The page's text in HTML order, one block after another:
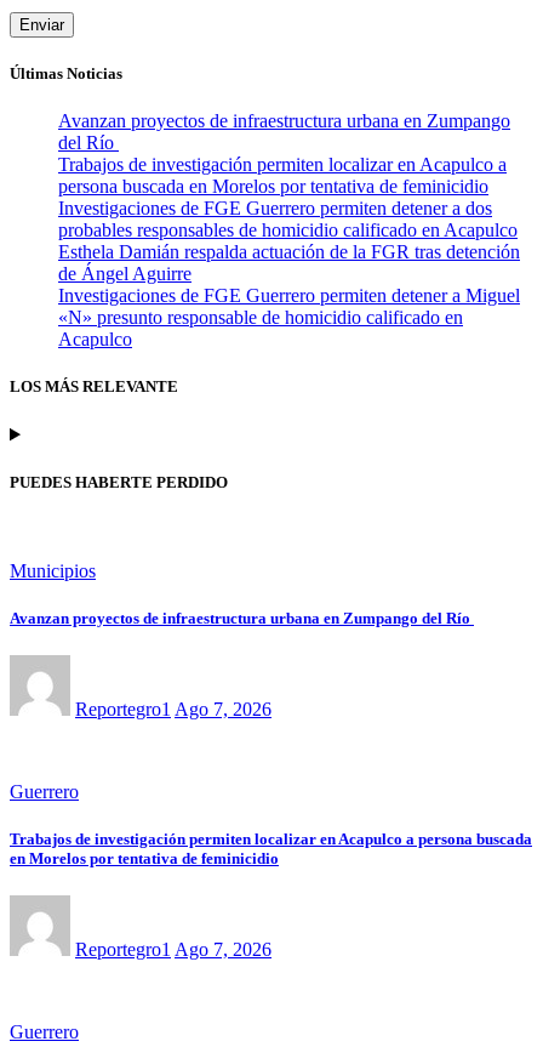
Últimas Noticias
Avanzan proyectos de infraestructura urbana en Zumpango
del Río
Trabajos de investigación permiten localizar en Acapulco a
persona buscada en Morelos por tentativa de feminicidio
Investigaciones de FGE Guerrero permiten detener a dos
probables responsables de homicidio calificado en Acapulco
Esthela Damián respalda actuación de la FGR tras detención
de Ángel Aguirre
Investigaciones de FGE Guerrero permiten detener a Miguel
«N» presunto responsable de homicidio calificado en
Acapulco
LOS MÁS RELEVANTE
PUEDES HABERTE PERDIDO
Municipios
Avanzan proyectos de infraestructura urbana en Zumpango del Río
Reportegro1 Ago 7, 2026
Guerrero
Trabajos de investigación permiten localizar en Acapulco a persona buscada
en Morelos por tentativa de feminicidio
Reportegro1 Ago 7, 2026
Guerrero